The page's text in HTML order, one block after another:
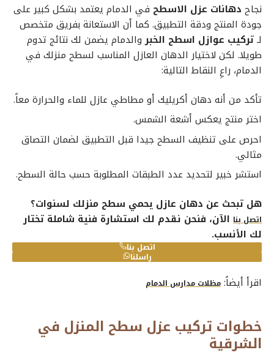
نجاح دهانات عزل الاسطح في الدمام يعتمد بشكل كبير على
جودة المنتج ودقة التطبيق. كما أن الاستعانة بفريق متخصص
لـتركيب عوازل اسطح الخبروالدمام يضمن لك نتائج تدوم
طويلا. لكن لاختيار الدهان العازل المناسب لسطح منزلك في
الدمام، راعِ النقاط التالية:
تأكد من أنه دهان أكريليك أو مطاطي عازل للماء والحرارة معاً.
اختر منتج يعكس أشعة الشمس.
احرص على تنظيف السطح جيدا قبل التطبيق لضمان التصاق
مثالي.
استشر خبير لتحديد عدد الطبقات المطلوبة حسب حالة السطح.
هل تبحث عن دهان عازل يحمي سطح منزلك لسنوات؟
اتصل بنا الآن، فنحن نقدم لك استشارة فنية شاملة تختار
لك الأنسب.
اتصل بنا
راسلنا
اقرأ أيضاً: مظلات مدارس الدمام
خطوات تركيب عزل سطح المنزل في
الشرقية